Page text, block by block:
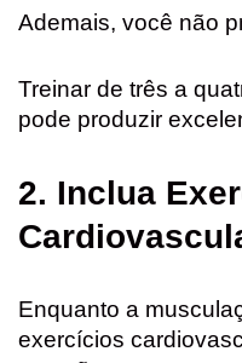
Ademais, você não
Treinar de três a
pode produzir
2. Inclua
Enquanto a
exercícios